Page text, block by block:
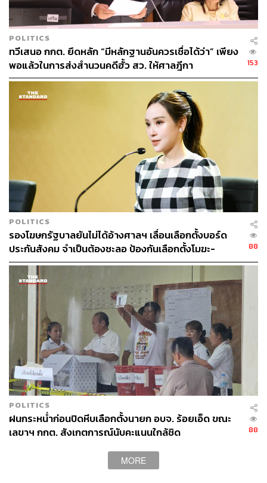
มหาวิทยาลัยศรีปทุม, อังคณา นีละไพจิตร สว., นันทนา นันท
วโรภาส สว., สมบัติ บุญงามอนงค์ นักเคลื่อนไหวทางการ
เมือง และผู้แทนภาคประชาชน ร่วมแถลง
จากนั้นจะไปร่วมเวทีไต่สวนสาธารณะที่หอศิลปวัฒนธรรม
แห่งกรุงเทพมหานคร ซึ่งจัดโดย กป.อพช. และ People Go
ในเวลา 17.30 น. ถึง 20.30 น.
เกาะติดความเคลื่อนไหวเลือกตั้ง 2569: ข่าวล่าสุด บท
วิเคราะห์ กติกาการเลือกตั้ง และรายงานสด ผลการเลือกตั้ง
2569 แบบเรียลไทม์ได้ที่นี่
https://thestandard.co/election2569/
➤ เว็บไซต์เลือกตั้ง 2569 f ►
TAGS: อังคณา นีละไพจิตร
ศาลรัฐธรรมนูญ
ธรรม์ธีร์ สุกโชติรัตน์
เลือกตั้ง
เลือกตั้ง 2569
การเลือกตั้ง
สมชัย ศรีสุทธิยากร
138
ABOUT THE AUTHOR
POLITICS
ทวีเสนอ กกต. ยึดหลัก “มีหลักฐานอันควรเชื่อได้ว่า” เพียง
พอแล้วในการส่งสำนวนคดีฮั้ว สว. ให้ศาลฎีกา
153
POLITICS
รองโฆษกรัฐบาลยันไม่ได้อ้างศาลฯ เลื่อนเลือกตั้งบอร์ด
ประกันสังคม จำเป็นต้องชะลอ ป้องกันเลือกตั้งโมฆะ-
ปกป้องสิทธิผู้ประกันตน
88
POLITICS
ฝนกระหน่ำก่อนปิดหีบเลือกตั้งนายก อบจ. ร้อยเอ็ด ขณะ
เลขาฯ กกต. สังเกตการณ์นับคะแนนใกล้ชิด
88
MORE